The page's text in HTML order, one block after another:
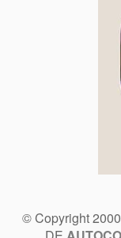
© Copyright